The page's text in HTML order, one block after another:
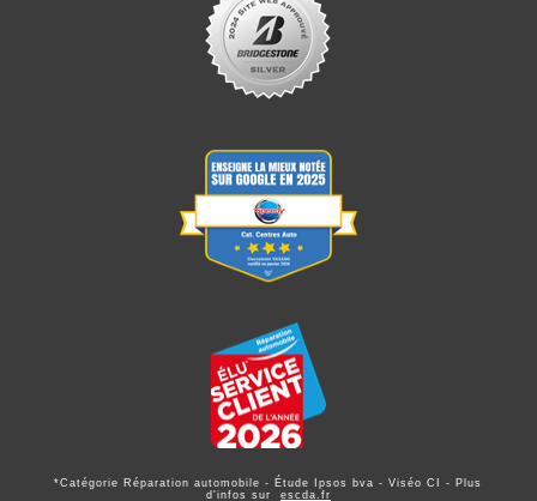
*Catégorie Réparation automobile - Étude Ipsos bva - Viséo CI - Plus
d'infos sur escda.fr